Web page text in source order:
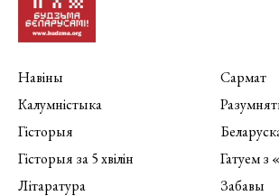
Навіны
Калумністыка
Гісторыя
Гісторыя за 5 хвілін
Літаратура
Сармат
Гатуем з
Забавы